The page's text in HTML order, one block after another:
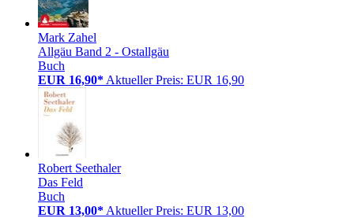
Mark Zahel
Allgäu Band 2 - Ostallgäu
Buch
EUR 16,90* Aktueller Preis: EUR 16,90
Robert Seethaler
Das Feld
Buch
EUR 13,00* Aktueller Preis: EUR 13,00